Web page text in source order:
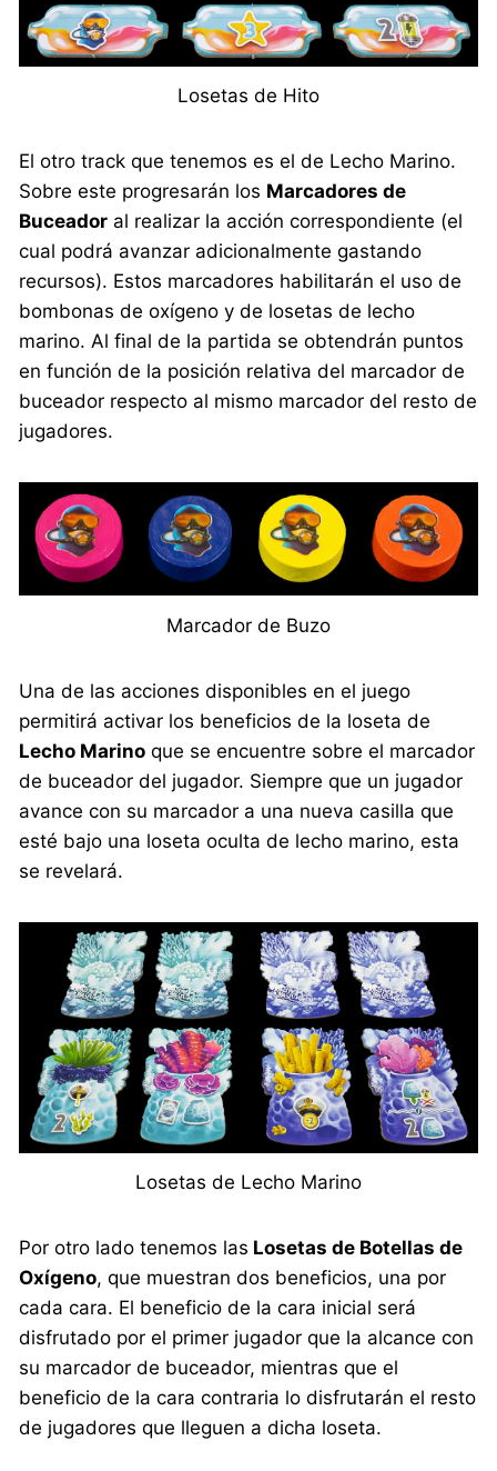
Losetas de Hito
El otro track que tenemos es el de Lecho Marino.
Sobre este progresarán los Marcadores de
Buceador al realizar la acción correspondiente (el
cual podrá avanzar adicionalmente gastando
recursos). Estos marcadores habilitarán el uso de
bombonas de oxígeno y de losetas de lecho
marino. Al final de la partida se obtendrán puntos
en función de la posición relativa del marcador de
buceador respecto al mismo marcador del resto de
jugadores.
Marcador de Buzo
Una de las acciones disponibles en el juego
permitirá activar los beneficios de la loseta de
Lecho Marino que se encuentre sobre el marcador
de buceador del jugador. Siempre que un jugador
avance con su marcador a una nueva casilla que
esté bajo una loseta oculta de lecho marino, esta
se revelará.
Losetas de Lecho Marino
Por otro lado tenemos las Losetas de Botellas de
Oxígeno, que muestran dos beneficios, una por
cada cara. El beneficio de la cara inicial será
disfrutado por el primer jugador que la alcance con
su marcador de buceador, mientras que el
beneficio de la cara contraria lo disfrutarán el resto
de jugadores que lleguen a dicha loseta.